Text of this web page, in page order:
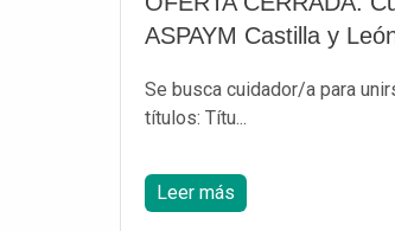
ASPAYM Castilla y
Se busca cuidador/a para
títulos: Títu...
Leer más